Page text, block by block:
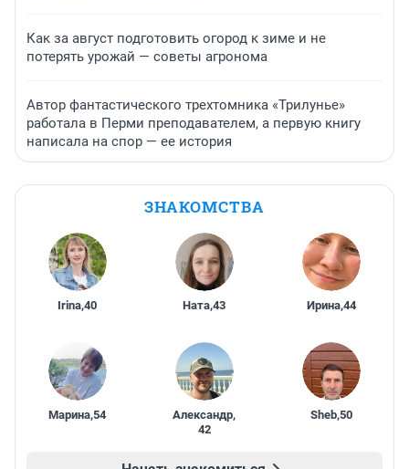
Как за август подготовить огород к зиме и не
потерять урожай — советы агронома
Автор фантастического трехтомника «Трилунье»
работала в Перми преподавателем, а первую книгу
написала на спор — ее история
ЗНАКОМСТВА
Irina,40 Ната,43 Ирина,44
Марина,54 Александр,
42
Sheb,50